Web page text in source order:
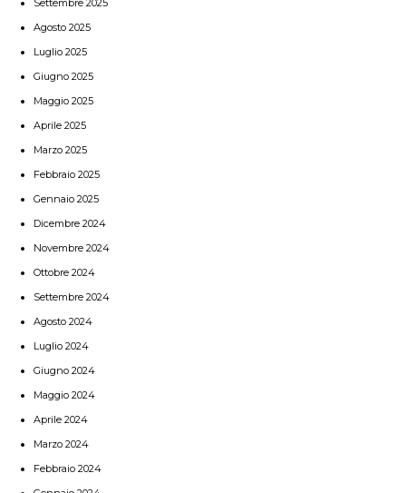
Settembre 2025
Agosto 2025
Luglio 2025
Giugno 2025
Maggio 2025
Aprile 2025
Marzo 2025
Febbraio 2025
Gennaio 2025
Dicembre 2024
Novembre 2024
Ottobre 2024
Settembre 2024
Agosto 2024
Luglio 2024
Giugno 2024
Maggio 2024
Aprile 2024
Marzo 2024
Febbraio 2024